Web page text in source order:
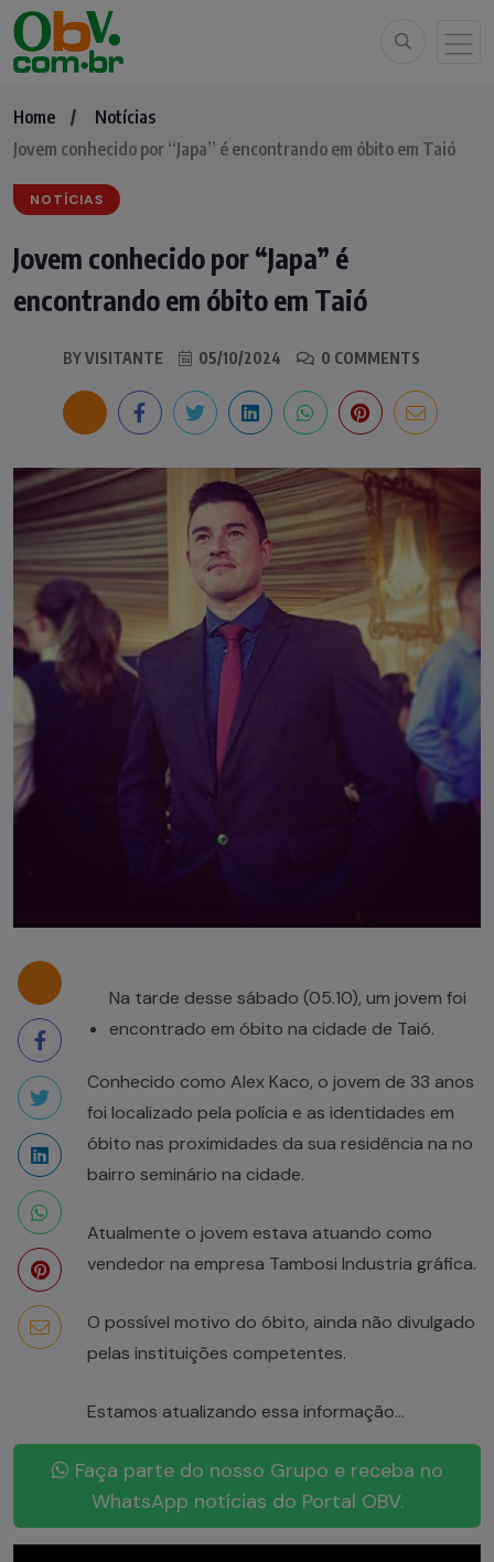
Home
Notícias
Jovem conhecido por “Japa” é encontrando em óbito em Taió
NOTÍCIAS
Jovem conhecido por “Japa” é
encontrando em óbito em Taió
BYVISITANTE 05/10/2024 0 COMMENTS
Na tarde desse sábado (05.10), um jovem foi
encontrado em óbito na cidade de Taió.
Conhecido como Alex Kaco, o jovem de 33 anos
foi localizado pela polícia e as identidades em
óbito nas proximidades da sua residência na no
bairro seminário na cidade.
Atualmente o jovem estava atuando como
vendedor na empresa Tambosi Industria gráfica.
O possível motivo do óbito, ainda não divulgado
pelas instituições competentes.
Estamos atualizando essa informação…
Faça parte do nosso Grupo e receba no
WhatsApp notícias do Portal OBV.